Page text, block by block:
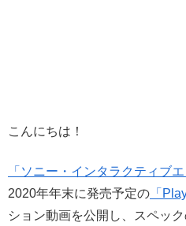
こんにちは！
「ソニー・インタラクティブ
2020年年末に発売予定の 「
ション動画を公開し、スペッ